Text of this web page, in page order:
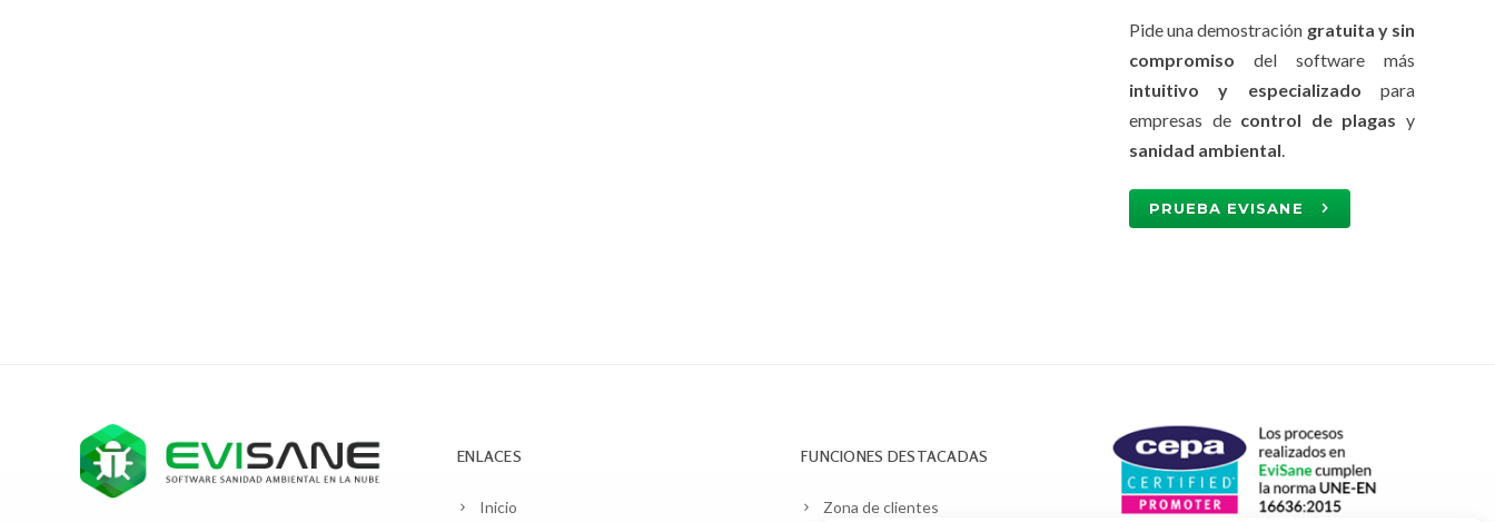
Pide una demostración gratuita y sin
compromiso del software más
intuitivo y especializado para
empresas de control de plagas y
sanidad ambiental.
PRUEBA EVISANE
ENLACES
Inicio
FUNCIONES DESTACADAS
Zona de clientes